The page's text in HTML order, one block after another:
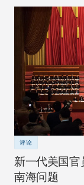
评论
新一代美国
南海问题